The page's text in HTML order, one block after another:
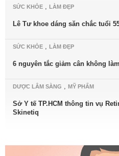
SỨC KHỎE LÀM ĐẸP
Lê Tư khoe dáng săn chắc tuổi
SỨC KHỎE LÀM ĐẸP
6 nguyên tắc giảm cân không
DƯỢC LÂM SÀNG MỸ PHẨM
Sở Y tế TP.HCM thông tin vụ
Skinetiq